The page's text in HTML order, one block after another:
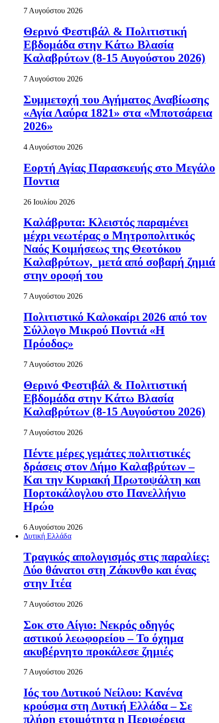
7 Αυγούστου 2026
Θερινό Φεστιβάλ & Πολιτιστική
Εβδομάδα στην Κάτω Βλασία
Καλαβρύτων (8-15 Αυγούστου 2026)
7 Αυγούστου 2026
Συμμετοχή του Αγήματος Αναβίωσης
«Αγία Λαύρα 1821» στα «Μποτσάρεια
2026»
4 Αυγούστου 2026
Εορτή Αγίας Παρασκευής στο Μεγάλο
Ποντια
26 Ιουλίου 2026
Καλάβρυτα: Κλειστός παραμένει
μέχρι νεωτέρας ο Μητροπολιτικός
Ναός Κοιμήσεως της Θεοτόκου
Καλαβρύτων, μετά από σοβαρή ζημιά
στην οροφή του
7 Αυγούστου 2026
Πολιτιστικό Καλοκαίρι 2026 από τον
Σύλλογο Μικρού Ποντιά «Η
Πρόοδος»
7 Αυγούστου 2026
Θερινό Φεστιβάλ & Πολιτιστική
Εβδομάδα στην Κάτω Βλασία
Καλαβρύτων (8-15 Αυγούστου 2026)
7 Αυγούστου 2026
Πέντε μέρες γεμάτες πολιτιστικές
δράσεις στον Δήμο Καλαβρύτων –
Και την Κυριακή Πρωτοψάλτη και
Πορτοκάλογλου στο Πανελλήνιο
Ηρώο
6 Αυγούστου 2026
Δυτική Ελλάδα
Τραγικός απολογισμός στις παραλίες:
Δύο θάνατοι στη Ζάκυνθο και ένας
στην Ιτέα
7 Αυγούστου 2026
Σοκ στο Αίγιο: Νεκρός οδηγός
αστικού λεωφορείου – Το όχημα
ακυβέρνητο προκάλεσε ζημιές
7 Αυγούστου 2026
Ιός του Δυτικού Νείλου: Κανένα
κρούσμα στη Δυτική Ελλάδα – Σε
πλήρη ετοιμότητα η Περιφέρεια